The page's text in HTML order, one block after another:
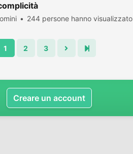
244 persone hanno visualizzato
1 2 3
Creare un account